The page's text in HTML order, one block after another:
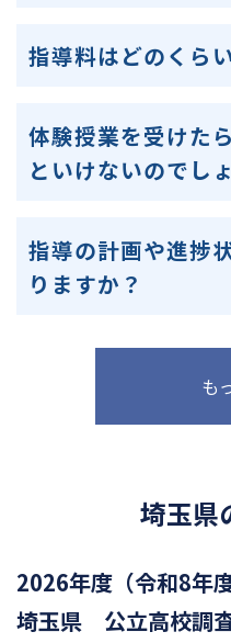
指導料はどのくら
体験授業を受けた
といけないのでし
指導の計画や進捗
りますか？
も
埼玉県
2026年度（令和8年度
埼玉県 公立高校調査